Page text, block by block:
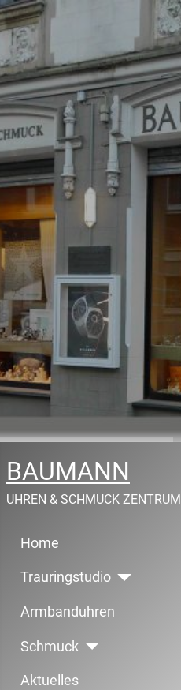
BAUMANN
UHREN & SCHMUCK ZENTRUM
Home
Trauringstudio
Armbanduhren
Schmuck
Aktuelles